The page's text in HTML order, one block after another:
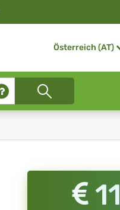
Österreich (AT)
11